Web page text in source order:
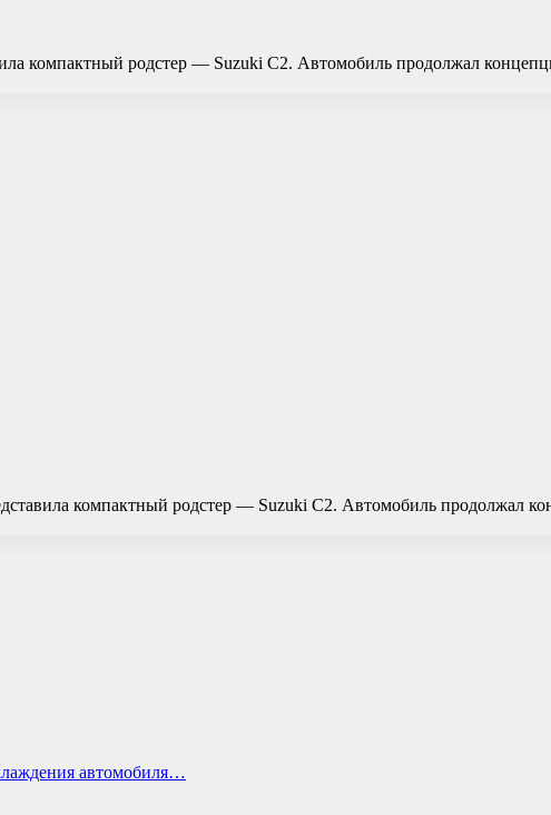
компактный родстер — Suzuki C2. Автомобиль продолжал
компактный родстер — Suzuki C2. Автомобиль продолжал
автомобиля…